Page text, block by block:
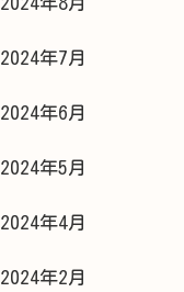
2024年7月
2024年6月
2024年5月
2024年4月
2024年2月